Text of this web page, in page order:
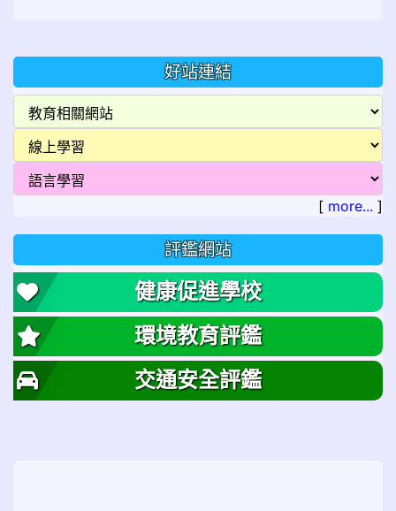
好站連結
[ more... ]
評鑑網站
健康促進學校
環境教育評鑑
交通安全評鑑